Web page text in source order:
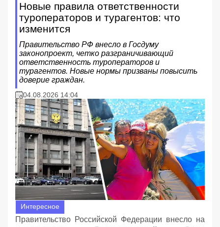
Новые правила ответственности
туроператоров и турагентов: что
изменится
Правительство РФ внесло в Госдуму
законопроект, четко разграничивающий
ответственность туроператоров и
турагентов. Новые нормы призваны повысить
доверие граждан.
04.08.2026 14:04
Интересное
Правительство Российской Федерации внесло на